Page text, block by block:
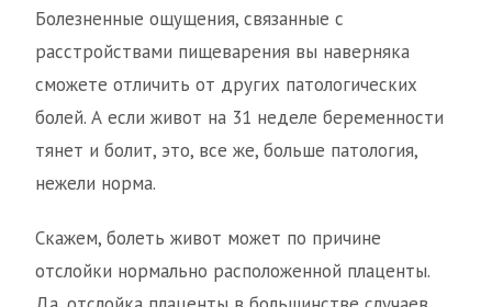
Болезненные ощущения, связанные с
расстройствами пищеварения вы наверняка
сможете отличить от других патологических
болей. А если живот на 31 неделе беременности
тянет и болит, это, все же, больше патология,
нежели норма.
Скажем, болеть живот может по причине
отслойки нормально расположенной плаценты.